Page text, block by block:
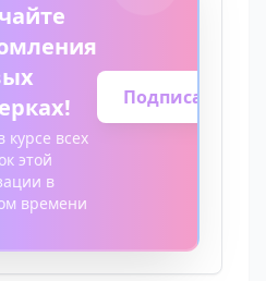
курсе всех
этой
в
времени
Подписаться